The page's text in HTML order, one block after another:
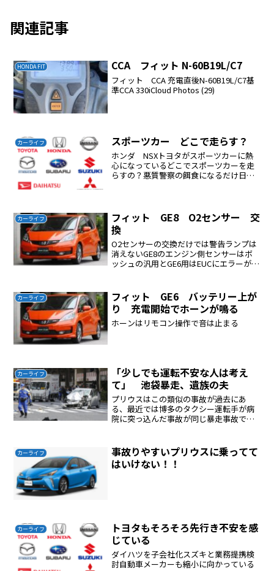
関連記事
HONDA FIT CCA フィット N-60B19L/C7
フィット CCA 充電直後N-60B19L/C7基
準CCA 330iCloud Photos (29)
カーライフ スポーツカー どこで走らす？
ホンダ NSXトヨタがスポーツカーに熱
心になっているどこでスポーツカーを走
らすの？悪質警察の餌食になるだけ日本
詮、移動手段趣味的に使う...
カーライフ
フィット GE8 O2センサー 交
換
O2センサーの交換だけでは警告ランプは
消えないGE8のエンジン側センサーはボ
ッシュの汎用とGE6用はEUCにエラーが出
では警告ランプは勝手に消えないエンジ
ン警告ランプ...
カーライフ
フィット GE6 バッテリー上が
り 充電開始でホーンが鳴る
ホーンはリモコン操作で音は止まる
カーライフ
「少しでも運転不安な人は考え
て」 池袋暴走、遺族の夫
プリウスはこの類似の事故が過去にあ
る、最近では博多のタクシー運転手が病
院に突っ込んだ事故が同じ暴走事故であ
させても真相は判明しない。難しい問題
である。プリウスは購入しな...
カーライフ
事故りやすいプリウスに乗ってて
はいけない！！
カーライフ
トヨタもそろそろ先行き不安を感
じている
ダイハツを子会社化スズキと業務提携検
討自動車メーカーも縮小に向かっている